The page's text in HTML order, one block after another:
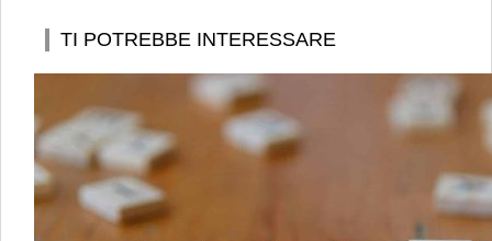
TI POTREBBE INTERESSARE